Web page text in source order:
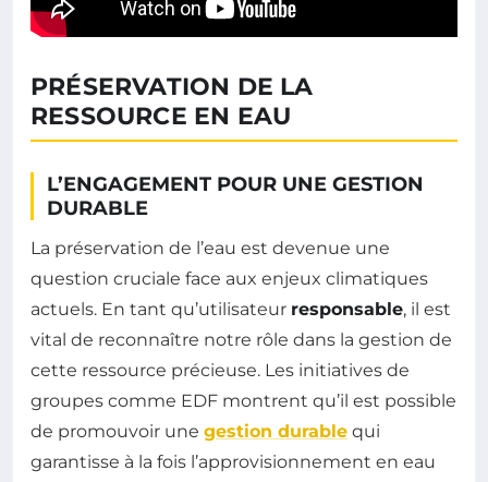
PRÉSERVATION DE LA
RESSOURCE EN EAU
L’ENGAGEMENT POUR UNE GESTION
DURABLE
La préservation de l’eau est devenue une
question cruciale face aux enjeux climatiques
actuels. En tant qu’utilisateur responsable, il est
vital de reconnaître notre rôle dans la gestion de
cette ressource précieuse. Les initiatives de
groupes comme EDF montrent qu’il est possible
de promouvoir une gestion durable qui
garantisse à la fois l’approvisionnement en eau